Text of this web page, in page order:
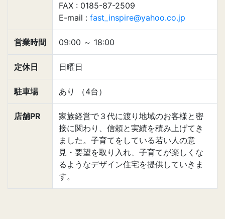
FAX : 0185-87-2509
E-mail : fast_inspire@yahoo.co.jp
営業時間 09:00 ～ 18:00
定休日 日曜日
駐車場 あり （4台）
店舗PR
家族経営で３代に渡り地域のお客様と密
接に関わり、信頼と実績を積み上げてき
ました。子育てをしている若い人の意
見・要望を取り入れ、子育てが楽しくな
るようなデザイン住宅を提供していきま
す。